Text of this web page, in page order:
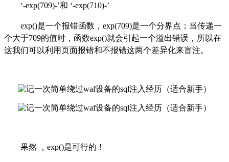
‘-exp(709)-’和 ‘-exp(710)-’
exp()是一个报错函数， exp(709)是一个分界点； 当传递一
个大于709的值时，函数exp()就会引起一个溢出错误 ，所以在
这我们可以利用页面报错和不报错这两个差异化来盲注。
果然 ，exp()是可行的！